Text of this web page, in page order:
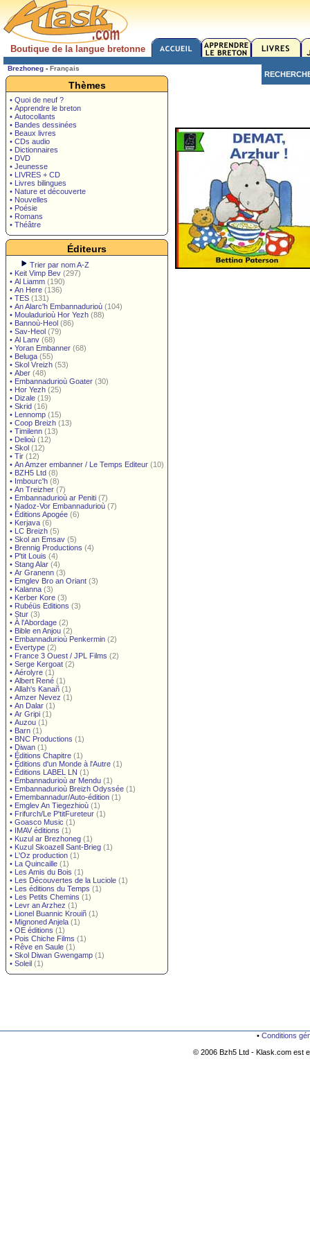
Boutique de la langue bretonne
Brezhoneg - Français
Thèmes
• Quoi de neuf ?
• Apprendre le breton
• Autocollants
• Bandes dessinées
• Beaux livres
• CDs audio
• Dictionnaires
• DVD
• Jeunesse
• LIVRES + CD
• Livres bilingues
• Nature et découverte
• Nouvelles
• Poésie
• Romans
• Théâtre
Éditeurs
Trier par nom A-Z
• Keit Vimp Bev (297)
• Al Liamm (190)
• An Here (136)
• TES (131)
• An Alarc'h Embannadurioù (104)
• Mouladurioù Hor Yezh (88)
• Bannoù-Heol (86)
• Sav-Heol (79)
• Al Lanv (68)
• Yoran Embanner (68)
• Beluga (55)
• Skol Vreizh (53)
• Aber (48)
• Embannadurioù Goater (30)
• Hor Yezh (25)
• Dizale (19)
• Skrid (16)
• Lennomp (15)
• Coop Breizh (13)
• Timilenn (13)
• Delioù (12)
• Skol (12)
• Tir (12)
• An Amzer embanner / Le Temps Editeur (10)
• BZH5 Ltd (8)
• Imbourc'h (8)
• An Treizher (7)
• Embannadurioù ar Peniti (7)
• Nadoz-Vor Embannadurioù (7)
• Éditions Apogée (6)
• Kerjava (6)
• LC Breizh (5)
• Skol an Emsav (5)
• Brennig Productions (4)
• P'tit Louis (4)
• Stang Alar (4)
• Ar Granenn (3)
• Emglev Bro an Oriant (3)
• Kalanna (3)
• Kerber Kore (3)
• Rubéüs Editions (3)
• Stur (3)
• À l'Abordage (2)
• Bible en Anjou (2)
• Embannadurioù Penkermin (2)
• Evertype (2)
• France 3 Ouest / JPL Films (2)
• Serge Kergoat (2)
• Aérolyre (1)
• Albert René (1)
• Allah's Kanañ (1)
• Amzer Nevez (1)
• An Dalar (1)
• Ar Gripi (1)
• Auzou (1)
• Barn (1)
• BNC Productions (1)
• Diwan (1)
• Éditions Chapitre (1)
• Éditions d'un Monde à l'Autre (1)
• Éditions LABEL LN (1)
• Embannadurioù ar Mendu (1)
• Embannadurioù Breizh Odyssée (1)
• Emembannadur/Auto-édition (1)
• Emglev An Tiegezhioù (1)
• Frifurch/Le P'titFureteur (1)
• Goasco Music (1)
• IMAV éditions (1)
• Kuzul ar Brezhoneg (1)
• Kuzul Skoazell Sant-Brieg (1)
• L'Oz production (1)
• La Quincaille (1)
• Les Amis du Bois (1)
• Les Découvertes de la Luciole (1)
• Les éditions du Temps (1)
• Les Petits Chemins (1)
• Levr an Arzhez (1)
• Lionel Buannic Krouiñ (1)
• Mignoned Anjela (1)
• OE éditions (1)
• Pois Chiche Films (1)
• Rêve en Saule (1)
• Skol Diwan Gwengamp (1)
• Soleil (1)
• Conditions
© 2006 Bzh5 Ltd - Klask.com est